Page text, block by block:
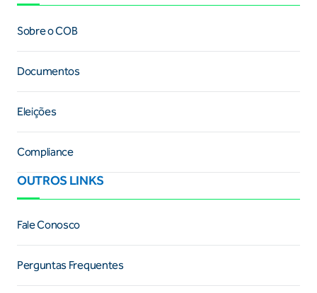
Sobre o COB
Documentos
Eleições
Compliance
OUTROS LINKS
Fale Conosco
Perguntas Frequentes